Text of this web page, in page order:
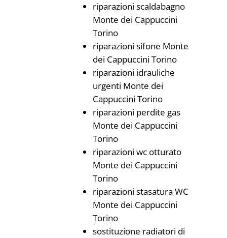
riparazioni scaldabagno
Monte dei Cappuccini
Torino
riparazioni sifone Monte
dei Cappuccini Torino
riparazioni idrauliche
urgenti Monte dei
Cappuccini Torino
riparazioni perdite gas
Monte dei Cappuccini
Torino
riparazioni wc otturato
Monte dei Cappuccini
Torino
riparazioni stasatura WC
Monte dei Cappuccini
Torino
sostituzione radiatori di